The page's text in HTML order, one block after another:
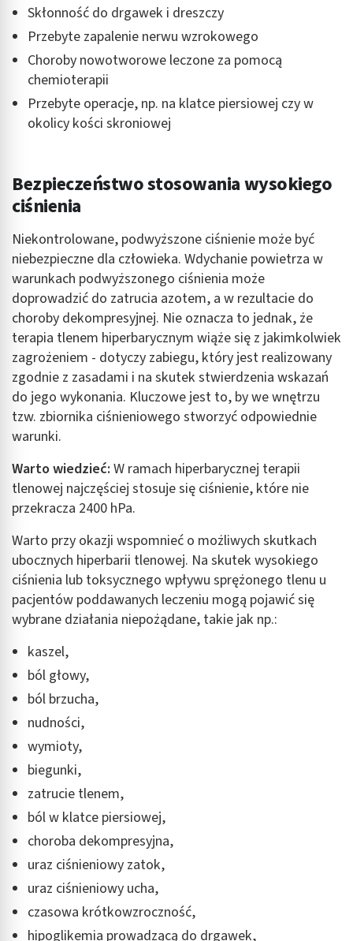
Skłonność do drgawek i dreszczy
Przebyte zapalenie nerwu wzrokowego
Choroby nowotworowe leczone za pomocą
chemioterapii
Przebyte operacje, np. na klatce piersiowej czy w
okolicy kości skroniowej
Bezpieczeństwo stosowania wysokiego
ciśnienia
Niekontrolowane, podwyższone ciśnienie może być
niebezpieczne dla człowieka. Wdychanie powietrza w
warunkach podwyższonego ciśnienia może
doprowadzić do zatrucia azotem, a w rezultacie do
choroby dekompresyjnej. Nie oznacza to jednak, że
terapia tlenem hiperbarycznym wiąże się z jakimkolwiek
zagrożeniem - dotyczy zabiegu, który jest realizowany
zgodnie z zasadami i na skutek stwierdzenia wskazań
do jego wykonania. Kluczowe jest to, by we wnętrzu
tzw. zbiornika ciśnieniowego stworzyć odpowiednie
warunki.
Warto wiedzieć:W ramach hiperbarycznej terapii
tlenowej najczęściej stosuje się ciśnienie, które nie
przekracza 2400 hPa.
Warto przy okazji wspomnieć o możliwych skutkach
ubocznych hiperbarii tlenowej. Na skutek wysokiego
ciśnienia lub toksycznego wpływu sprężonego tlenu u
pacjentów poddawanych leczeniu mogą pojawić się
wybrane działania niepożądane, takie jak np.:
kaszel,
ból głowy,
ból brzucha,
nudności,
wymioty,
biegunki,
zatrucie tlenem,
ból w klatce piersiowej,
choroba dekompresyjna,
uraz ciśnieniowy zatok,
uraz ciśnieniowy ucha,
czasowa krótkowzroczność,
hipoglikemia prowadzącą do drgawek,